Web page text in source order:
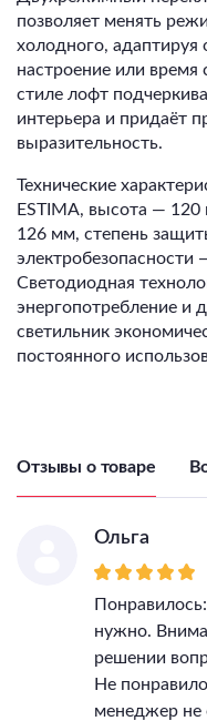
позволяет менять
холодного,
настроение или
стиле лофт
интерьера и придаёт
выразительность.
Технические
ESTIMA, высота —
126 мм, степень
Светодиодная
энергопотребление и
светильник
постоянного
Отзывы о товаре
Ольга
нужно.
решении
Не
менеджер не